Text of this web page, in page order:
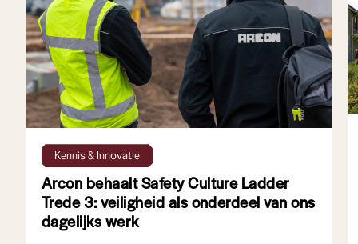
Kennis & Innovatie
4 min leestijd
Arcon behaalt Safety Culture Ladder
Trede 3: veiligheid als onderdeel van ons
dagelijks werk